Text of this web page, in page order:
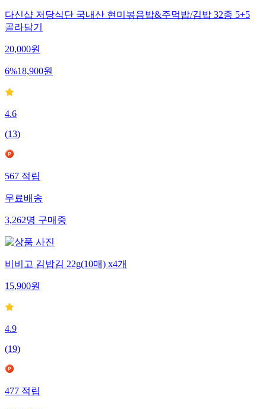
다신샵 저당식단 국내산 현미볶음밥&주먹밥/김밥 32종 5+5
골라담기
20,000원
6%18,900원
4.6
(13)
567적립
무료배송
3,262명구매중
비비고 김밥김 22g(10매) x4개
15,900원
4.9
(19)
477적립